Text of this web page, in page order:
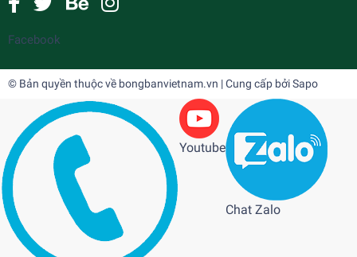
Facebook
© Bản quyền thuộc về bongbanvietnam.vn | Cung cấp bởiSapo
Youtube
Chat Zalo